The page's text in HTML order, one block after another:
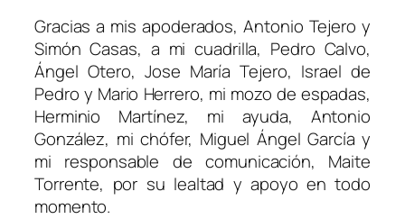
Gracias a mis apoderados, Antonio Tejero y
Simón Casas, a mi cuadrilla, Pedro Calvo,
Ángel Otero, Jose María Tejero, Israel de
Pedro y Mario Herrero, mi mozo de espadas,
Herminio Martínez, mi ayuda, Antonio
González, mi chófer, Miguel Ángel García y
mi responsable de comunicación, Maite
Torrente, por su lealtad y apoyo en todo
momento.